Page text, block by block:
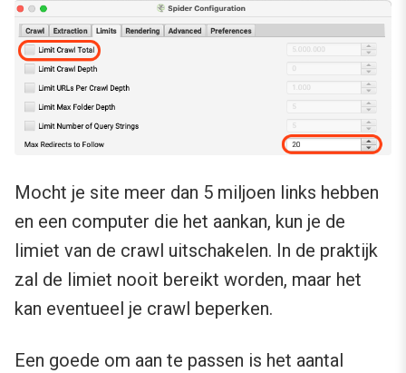
Mocht je site meer dan 5 miljoen links hebben
en een computer die het aankan, kun je de
limiet van de crawl uitschakelen. In de praktijk
zal de limiet nooit bereikt worden, maar het
kan eventueel je crawl beperken.
Een goede om aan te passen is het aantal